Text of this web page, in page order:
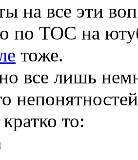
на все эти
по ТОС на
тоже.
все лишь
то: